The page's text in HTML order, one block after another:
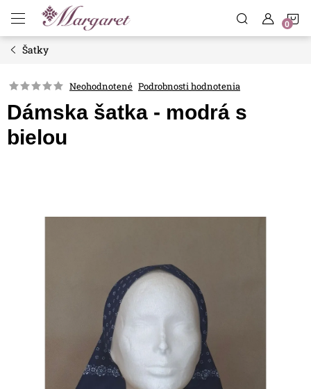
obsah
Šatky
Neohodnotené Podrobnosti hodnotenia
Dámska šatka - modrá s
bielou